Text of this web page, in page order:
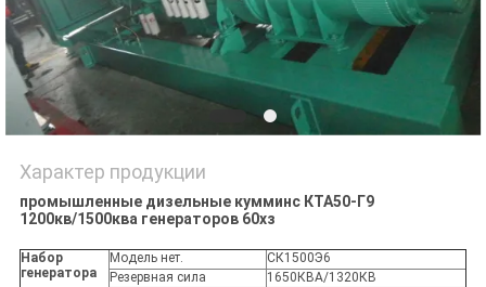
Характер продукции
промышленные дизельные кумминс КТА50-Г9
1200кв/1500ква генераторов 60хз
Набор
генератора
Модель нет.
СК1500Э6
Резервная сила
1650КВА/1320КВ